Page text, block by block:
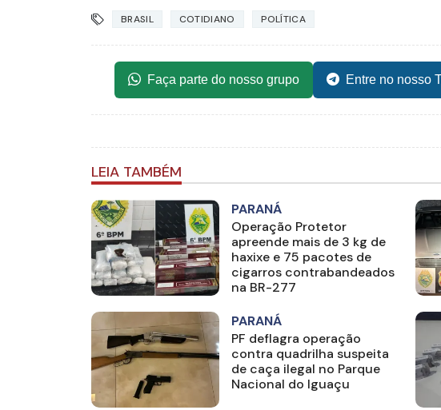
BRASIL COTIDIANO POLÍTICA
Faça parte do nosso grupo Entre no nosso
LEIA TAMBÉM
PARANÁ
Operação Protetor
apreende mais de 3 kg de
haxixe e 75 pacotes de
cigarros contrabandeados
na BR-277
PARANÁ
PF deflagra operação
contra quadrilha suspeita
de caça ilegal no Parque
Nacional do Iguaçu